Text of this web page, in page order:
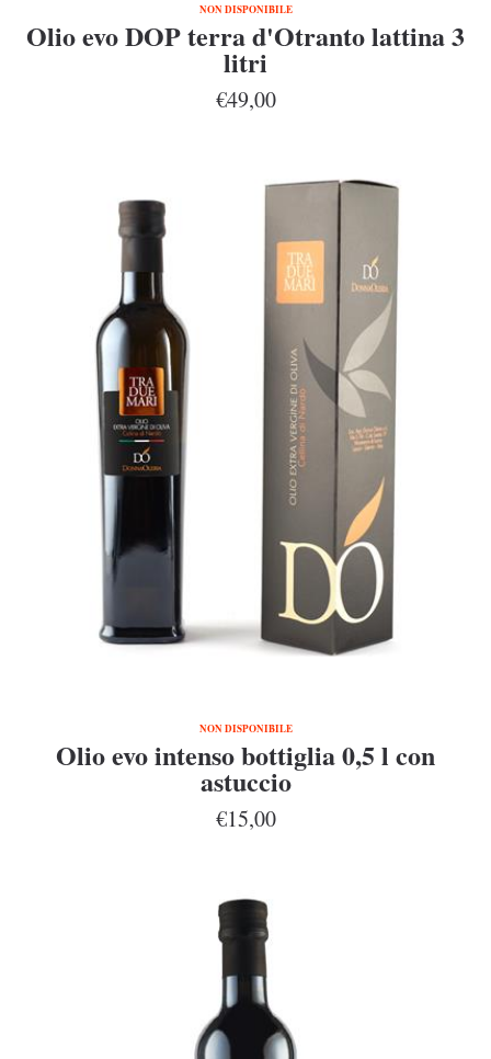
NON DISPONIBILE
Olio evo DOP terra d'Otranto lattina 3
litri
€49,00
NON DISPONIBILE
Olio evo intenso bottiglia 0,5 l con
astuccio
€15,00